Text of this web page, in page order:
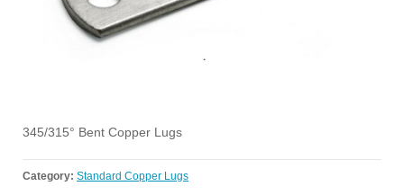
345/315° Bent Copper Lugs
Category: Standard Copper Lugs